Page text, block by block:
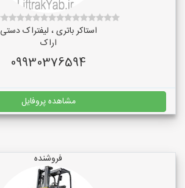
استاکر باتری ، لیفتراک دستی
اراک
09930376594
مشاهده پروفایل
فروشنده